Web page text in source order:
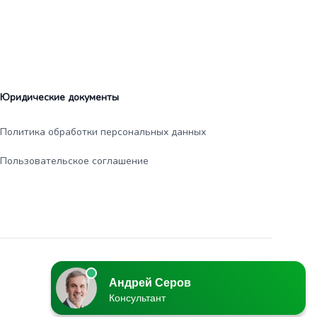
Юридические документы
Политика обработки персональных данных
Пользовательское соглашение